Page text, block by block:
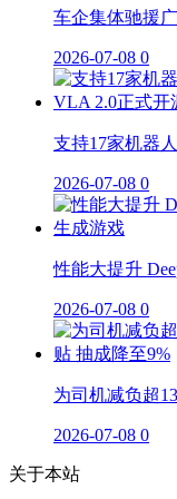
车企集体驰援
2026-07-08 0
支持17家机器
2026-07-08 0
性能大提升
2026-07-08 0
为司机减负超
2026-07-08 0
关于本站